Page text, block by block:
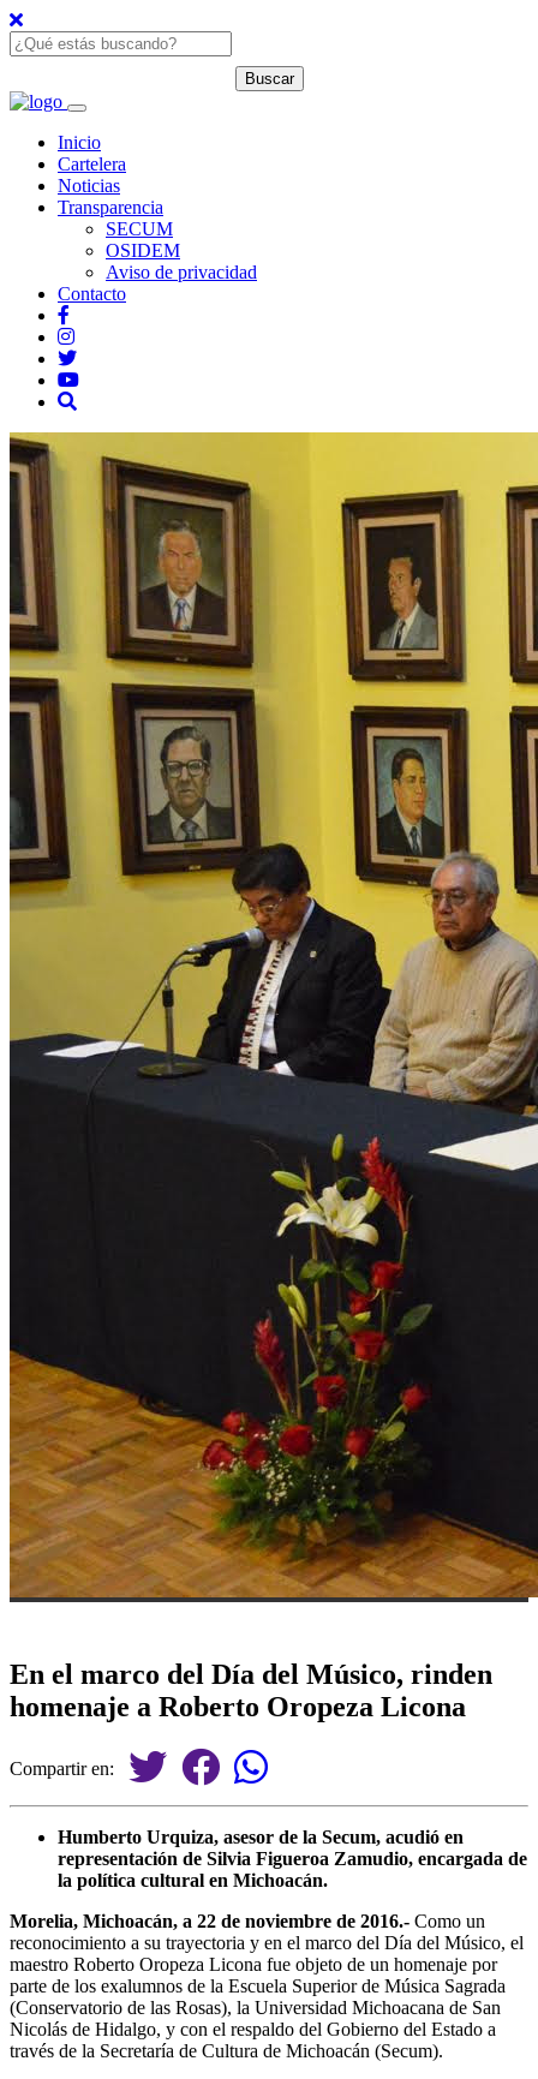
Inicio
Cartelera
Noticias
Transparencia
SECUM
OSIDEM
Aviso de privacidad
Contacto
En el marco del Día del Músico, rinden
homenaje a Roberto Oropeza Licona
Compartir en:
Humberto Urquiza, asesor de la Secum, acudió en
representación de Silvia Figueroa Zamudio, encargada de
la política cultural en Michoacán.
Morelia, Michoacán, a 22 de noviembre de 2016.- Como un
reconocimiento a su trayectoria y en el marco del Día del Músico, el
maestro Roberto Oropeza Licona fue objeto de un homenaje por
parte de los exalumnos de la Escuela Superior de Música Sagrada
(Conservatorio de las Rosas), la Universidad Michoacana de San
Nicolás de Hidalgo, y con el respaldo del Gobierno del Estado a
través de la Secretaría de Cultura de Michoacán (Secum).